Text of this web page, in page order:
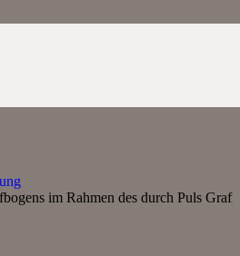
im Rahmen des durch Puls